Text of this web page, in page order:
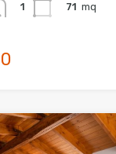
1
71 mq